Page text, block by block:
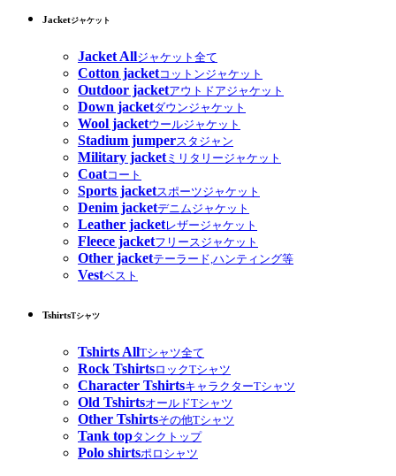
Jacketジャケット
Jacket Allジャケット全て
Cotton jacketコットンジャケット
Outdoor jacketアウトドアジャケット
Down jacketダウンジャケット
Wool jacketウールジャケット
Stadium jumperスタジャン
Military jacketミリタリージャケット
Coatコート
Sports jacketスポーツジャケット
Denim jacketデニムジャケット
Leather jacketレザージャケット
Fleece jacketフリースジャケット
Other jacketテーラード,ハンティング等
Vestベスト
TshirtsTシャツ
Tshirts AllTシャツ全て
Rock TshirtsロックTシャツ
Character TshirtsキャラクターTシャツ
Old TshirtsオールドTシャツ
Other Tshirtsその他Tシャツ
Tank topタンクトップ
Polo shirtsポロシャツ